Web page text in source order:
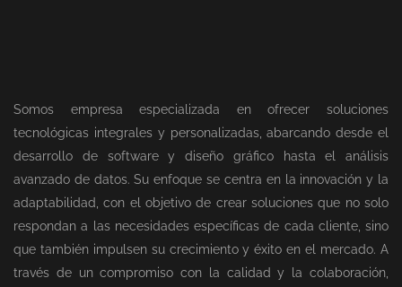
Somos empresa especializada en ofrecer soluciones
tecnológicas integrales y personalizadas, abarcando desde el
desarrollo de software y diseño gráfico hasta el análisis
avanzado de datos. Su enfoque se centra en la innovación y la
adaptabilidad, con el objetivo de crear soluciones que no solo
respondan a las necesidades específicas de cada cliente, sino
que también impulsen su crecimiento y éxito en el mercado. A
través de un compromiso con la calidad y la colaboración,